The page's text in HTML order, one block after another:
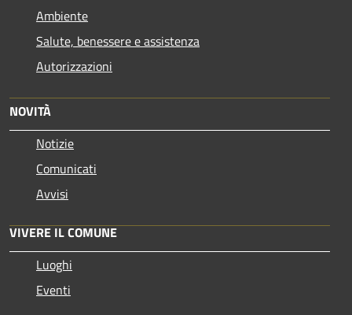
Ambiente
Salute, benessere e assistenza
Autorizzazioni
NOVITÀ
Notizie
Comunicati
Avvisi
VIVERE IL COMUNE
Luoghi
Eventi